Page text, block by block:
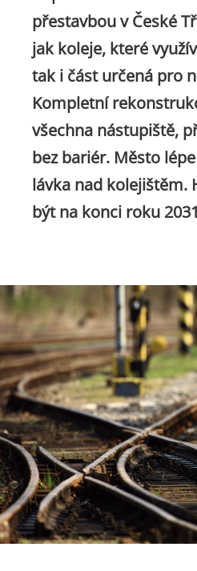
přestavbou v České
jak koleje, které
tak i část určená pro
Kompletní
všechna nástupiště,
bez bariér. Město
lávka nad kolejištěm.
být na konci roku